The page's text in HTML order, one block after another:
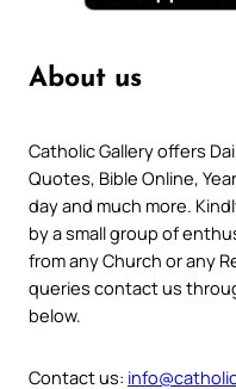
About us
Catholic Gallery offers
Quotes, Bible Online,
day and much more.
by a small group of
from any Church or any
queries contact us
below.
Contact us: